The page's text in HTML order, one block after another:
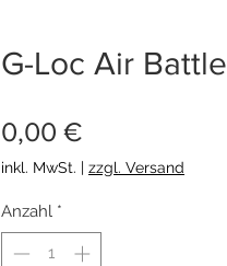
G-Loc Air Battle
0,00 €Preis
inkl. MwSt. | zzgl. Versand
Anzahl *